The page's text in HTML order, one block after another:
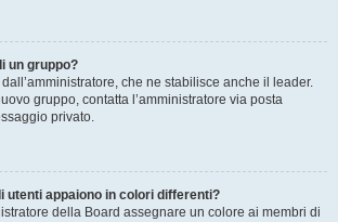
un gruppo?
dall’amministratore, che ne stabilisce anche il leader.
gruppo, contatta l’amministratore via posta
privato.
utenti appaiono in colori differenti?
della Board assegnare un colore ai membri di